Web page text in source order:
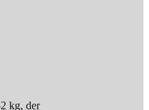
kg, der